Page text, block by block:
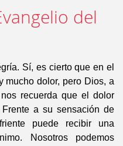
del
Sí, es cierto que en el
mucho dolor, pero Dios, a
recuerda que el dolor
a su sensación de
puede recibir una
Nosotros podemos